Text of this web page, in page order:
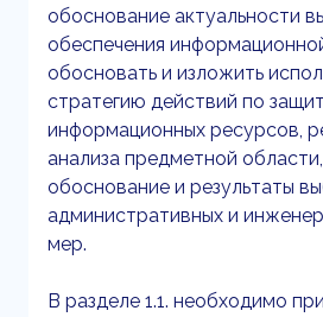
обоснование актуальности
обеспечения
обосновать и изложить
стратегию действий по
информационных ресурсов,
анализа предметной
обоснование и результаты
административных и
мер.
В разделе 1.1. необходимо